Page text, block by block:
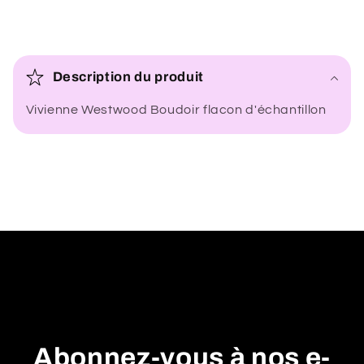
o
e
é
Description du produit
Vivienne Westwood Boudoir flacon d'échantillon
Abonnez-vous à nos e-